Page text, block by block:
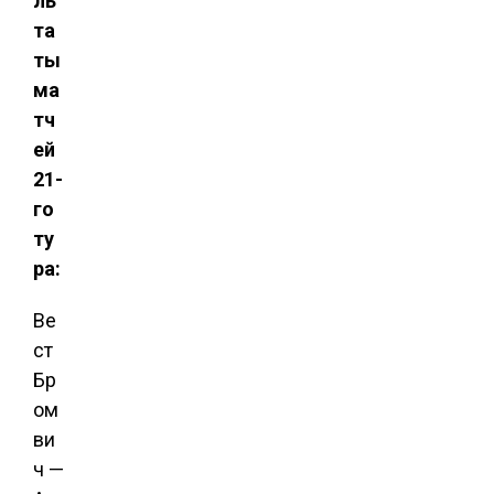
та
ты
ма
тч
ей
21-
го
ту
ра:
Ве
ст
Бр
ом
ви
ч —